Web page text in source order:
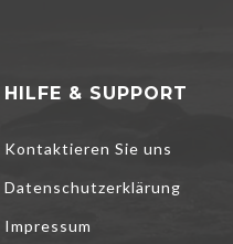
HILFE & SUPPORT
Kontaktieren Sie uns
Datenschutzerklärung
Impressum